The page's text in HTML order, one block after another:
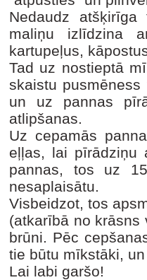
Nedaudz
maliņu izlīdzina
kartupeļus,
Tad uz nostieptā
skaistu
un uz pannas
atlipšanas.
Uz cepamās
eļļas, lai pīrādziņu
pannas, tos uz
nesaplaisātu.
Visbeidzot, tos
(atkarībā no
brūni. Pēc
tie būtu mīkstāki,
Lai labi garšo!